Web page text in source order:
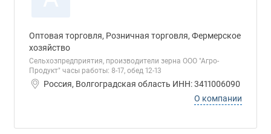
Оптовая торговля, Розничная торговля, Фермерское
хозяйство
Сельхозпредприятия, производители зерна ООО "Агро-
Продукт" часы работы: 8-17, обед 12-13
Россия, Волгоградская область ИНН: 3411006090
О компании